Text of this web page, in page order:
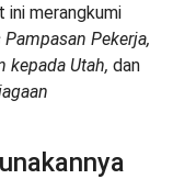
ini merangkumi
Pekerja,
kepada Utah, dan